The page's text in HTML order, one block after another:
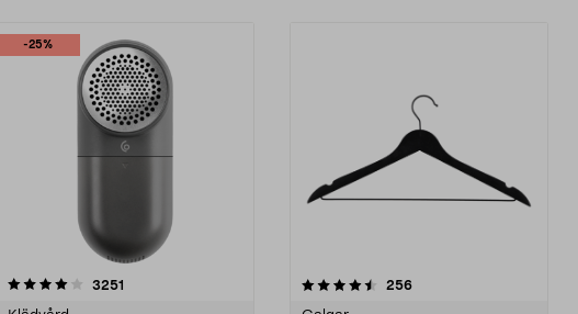
-25%
3251
4.5av 5 stjärnor 256recensioner
4.0av 5 stjärnor